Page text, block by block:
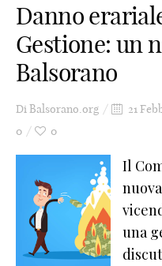
Danno
Gestione: un
Balsorano
DiBalsorano.org 21
0
0
Il
una